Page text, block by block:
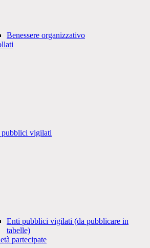
Benessere organizzativo
vigilati
Enti pubblici vigilati (da pubblicare in
tabelle)
partecipate